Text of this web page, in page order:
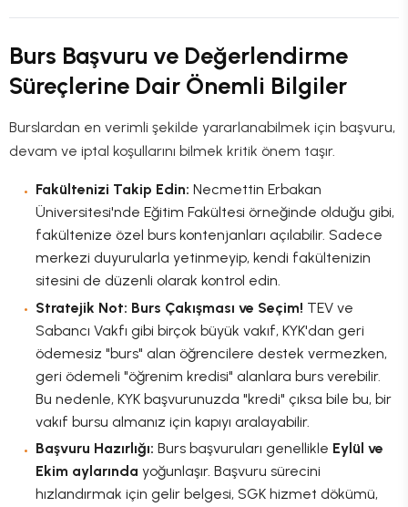
Burs Başvuru ve Değerlendirme
Süreçlerine Dair Önemli Bilgiler
Burslardan en verimli şekilde yararlanabilmek için başvuru,
devam ve iptal koşullarını bilmek kritik önem taşır.
Fakültenizi Takip Edin: Necmettin Erbakan
Üniversitesi'nde Eğitim Fakültesi örneğinde olduğu gibi,
fakültenize özel burs kontenjanları açılabilir. Sadece
merkezi duyurularla yetinmeyip, kendi fakültenizin
sitesini de düzenli olarak kontrol edin.
Stratejik Not: Burs Çakışması ve Seçim! TEV ve
Sabancı Vakfı gibi birçok büyük vakıf, KYK'dan geri
ödemesiz "burs" alan öğrencilere destek vermezken,
geri ödemeli "öğrenim kredisi" alanlara burs verebilir.
Bu nedenle, KYK başvurunuzda "kredi" çıksa bile bu, bir
vakıf bursu almanız için kapıyı aralayabilir.
Başvuru Hazırlığı: Burs başvuruları genellikle Eylül ve
Ekim aylarında yoğunlaşır. Başvuru sürecini
hızlandırmak için gelir belgesi, SGK hizmet dökümü,